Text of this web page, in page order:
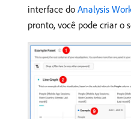
interface do Analysis
pronto, você pode criar o